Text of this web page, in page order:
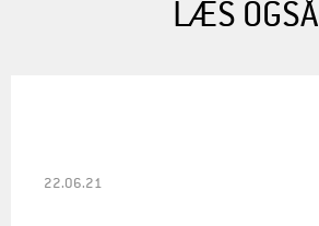
LÆS OGSÅ
22.06.21